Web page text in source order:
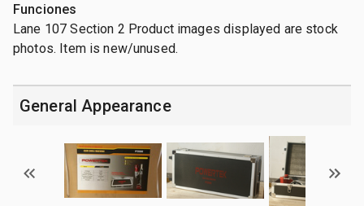
Funciones
Lane 107 Section 2 Product images displayed are stock
photos. Item is new/unused.
General Appearance